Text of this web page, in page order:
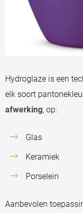
Hydroglaze is een
elk soort
afwerking, op:
Glas
Keramiek
Porselein
Aanbevolen